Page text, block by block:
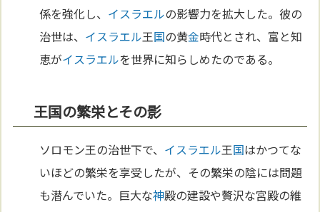
係を強化し、 イスラエルの影響力を拡大した。彼の
治世は、 イスラエル王国の黄金時代とされ、富と知
恵がイスラエルを世界に知らしめたのである。
王国の繁栄とその影
ソロモン王の治世下で、 イスラエル王国はかつてな
いほどの繁栄を享受したが、その繁栄の陰には問題
も潜んでいた。巨大な神殿の建設や贅沢な宮殿の維